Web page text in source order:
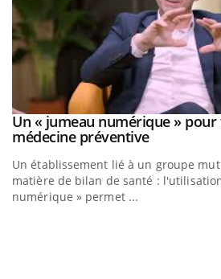
Youtube
Un « jumeau numérique » pour
médecine préventiveYoutube
Un établissement lié à un groupe
matière de bilan de santé :
numérique » permet ...